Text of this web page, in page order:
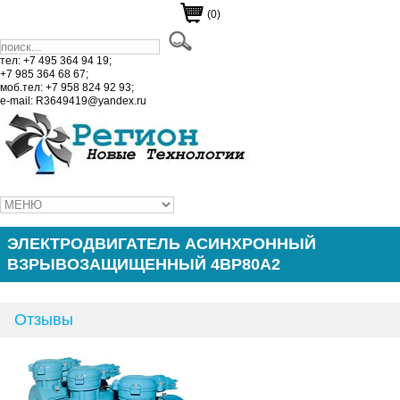
(0)
тел: +7 495 364 94 19;
+7 985 364 68 67;
моб.тел: +7 958 824 92 93;
e-mail: R3649419@yandex.ru
ЭЛЕКТРОДВИГАТЕЛЬ АСИНХРОННЫЙ
ВЗРЫВОЗАЩИЩЕННЫЙ 4ВР80А2
Отзывы